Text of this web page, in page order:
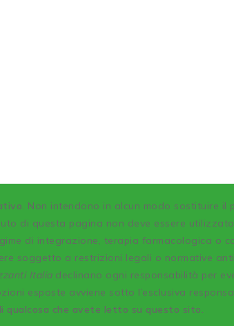
. Non intendono in alcun modo sostituire il
di questa pagina non deve essere
di integrazione, terapia farmacologica o
soggetto a restrizioni legali o normative
Italiadeclinano ogni responsabilità per
esposte avviene sotto l’esclusiva
qualcosa che avete letto su questo sito.